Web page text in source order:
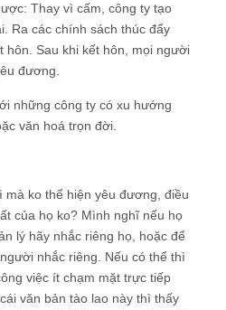
Thay vì cấm, công ty tạo
Ra các chính sách thúc đẩy
hôn. Sau khi kết hôn, mọi người
đương.
những công ty có xu hướng
văn hoá trọn đời.
mà ko thể hiện yêu đương, điều
của họ ko? Mình nghĩ nếu họ
lý hãy nhắc riêng họ, hoặc để
nhắc riêng. Nếu có thể thì
việc ít chạm mặt trực tiếp
văn bản tào lao này thì thấy